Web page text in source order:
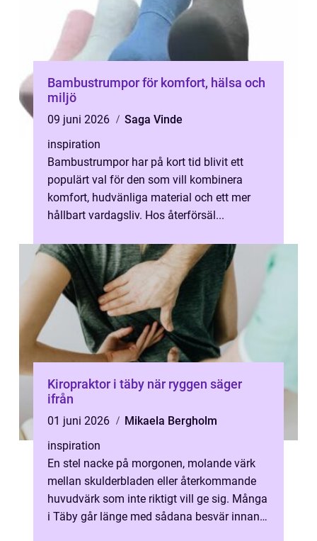
Bambustrumpor för komfort, hälsa och
miljö
09 juni 2026
Saga Vinde
inspiration
Bambustrumpor har på kort tid blivit ett
populärt val för den som vill kombinera
komfort, hudvänliga material och ett mer
hållbart vardagsliv. Hos återförsäl...
Kiropraktor i täby när ryggen säger
ifrån
01 juni 2026
Mikaela Bergholm
inspiration
En stel nacke på morgonen, molande värk
mellan skulderbladen eller återkommande
huvudvärk som inte riktigt vill ge sig. Många
i Täby går länge med sådana besvär innan